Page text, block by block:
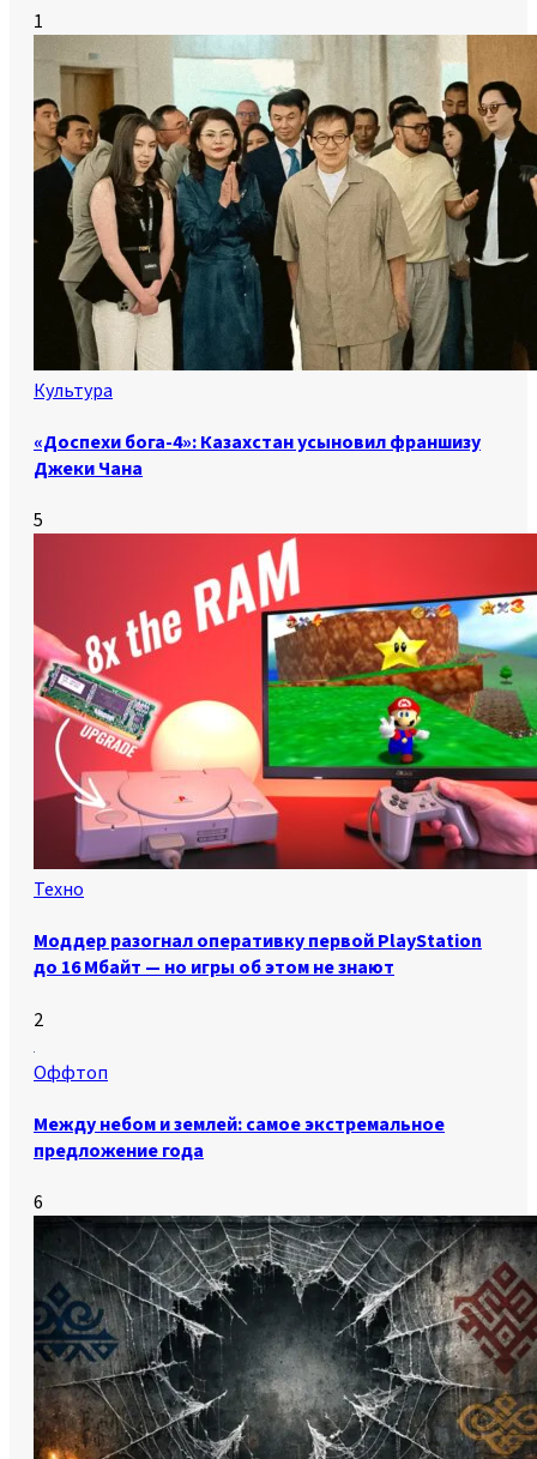
1
Культура
«Доспехи бога-4»: Казахстан усыновил франшизу
Джеки Чана
5
Техно
Моддер разогнал оперативку первой PlayStation
до 16 Мбайт — но игры об этом не знают
2
Оффтоп
Между небом и землей: самое экстремальное
предложение года
6